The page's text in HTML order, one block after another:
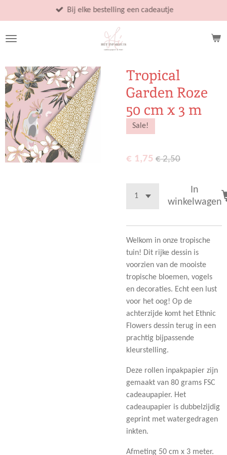
direct
naar
Bij elke bestelling een cadeautje
Tropical
Garden Roze
50 cm x 3 m
Sale!
€ 1,75 € 2,50
In
winkelwagen
Welkom in onze tropische
tuin! Dit rijke dessin is
voorzien van de mooiste
tropische bloemen, vogels
en decoraties. Echt een lust
voor het oog! Op de
achterzijde komt het Ethnic
Flowers dessin terug in een
prachtig bijpassende
kleurstelling.
Deze rollen inpakpapier zijn
gemaakt van 80 grams FSC
cadeaupapier. Het
cadeaupapier is dubbelzijdig
geprint met watergedragen
inkten.
Afmeting 50 cm x 3 meter.